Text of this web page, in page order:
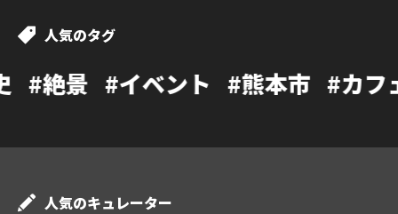
人気のタグ
ベント #熊本市 #カフェ #温泉 #
人気のキュレーター